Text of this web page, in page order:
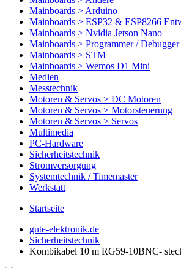
Mainboards > Arduino
Mainboards > ESP32 & ESP8266
Mainboards > Nvidia Jetson Nano
Mainboards > Programmer / Debugger
Mainboards > STM
Mainboards > Wemos D1 Mini
Medien
Messtechnik
Motoren & Servos > DC Motoren
Motoren & Servos > Motorsteuerung
Motoren & Servos > Servos
Multimedia
PC-Hardware
Sicherheitstechnik
Stromversorgung
Systemtechnik / Timemaster
Werkstatt
Startseite
gute-elektronik.de
Sicherheitstechnik
Kombikabel 10 m RG59-10BNC-